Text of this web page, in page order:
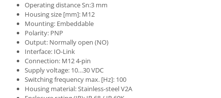
MINI-PS
Modul Buffer
Module DC-UPC
Module redundanta
QUINT-PS
Seria Chrome
Seria CliQ II
Operating distance Sn:3 mm
Housing size [mm]: M12
Mounting: Embeddable
Polarity: PNP
Output: Normally open (NO)
Interface: IO-Link
Connection: M12 4-pin
Supply voltage: 10…30 VDC
Switching frequency max. [Hz]: 100
Housing material: Stainless-steel V2A